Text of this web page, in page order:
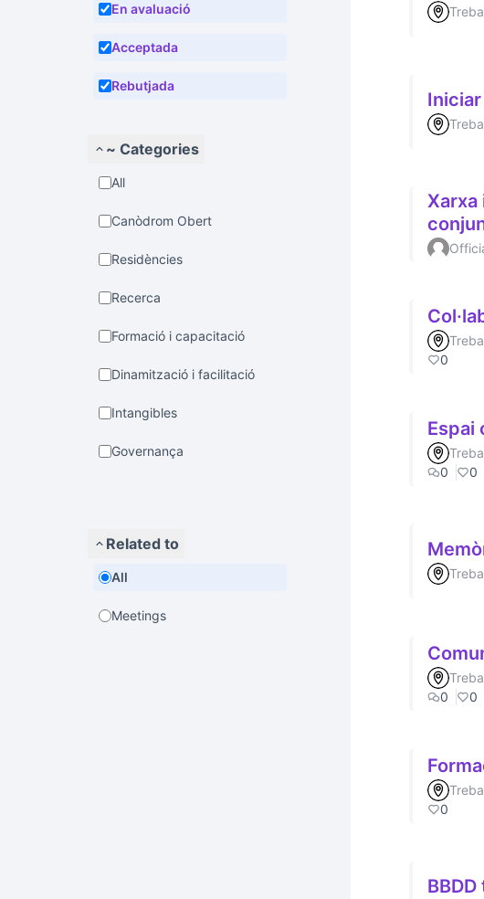
En avaluació
Acceptada
Rebutjada
~ Categories
All
Canòdrom Obert
Residències
Recerca
Formació i capacitació
Dinamització i facilitació
Intangibles
Governança
Related to
All
Meetings
Xarxa
0
Espai
0
0
0
0
0